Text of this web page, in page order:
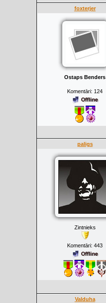
foxterjer
Ostaps Benders
Komentāri: 124
paligs
Zintnieks
Komentāri: 443
Valduha